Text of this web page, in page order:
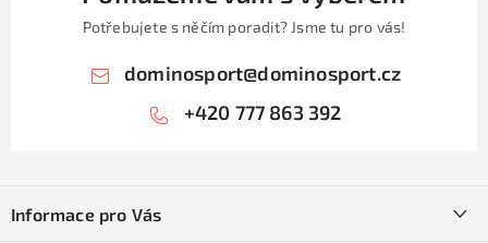
Potřebujete s něčím poradit? Jsme tu pro vás!
dominosport@dominosport.cz
+420 777 863 392
pInformace pro Vás